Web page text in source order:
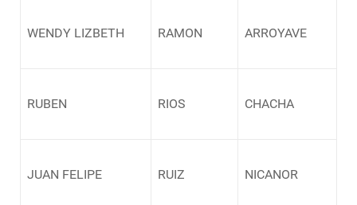
WENDY LIZBETH RAMON ARROYAVE
RUBEN RIOS CHACHA
JUAN FELIPE RUIZ NICANOR